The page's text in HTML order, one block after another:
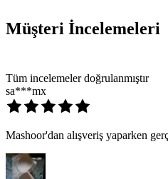
Müşteri İncelemeleri
Tüm incelemeler doğrulanmıştır
sa***mx
Mashoor'dan alışveriş yaparken